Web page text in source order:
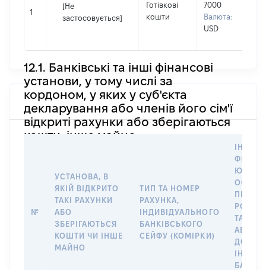
1
[Не
застосовується]
Готівкові
кошти
7000
Валюта:
USD
12.1. Банківські та інші фінансові
установи, у тому числі за
кордоном, у яких у суб'єкта
декларування або членів його сім'ї
відкриті рахунки або зберігаються
кошти, інше майно
№
УСТАНОВА, В
ЯКІЙ ВІДКРИТО
ТАКІ РАХУНКИ
АБО
ЗБЕРІГАЮТЬСЯ
КОШТИ ЧИ ІНШЕ
МАЙНО
ТИП ТА НОМЕР
РАХУНКА,
ІНДИВІДУАЛЬНОГО
БАНКІВСЬКОГО
СЕЙФУ (КОМІРКИ)
ПРАВО
ТАКИМ
АБО
ДО